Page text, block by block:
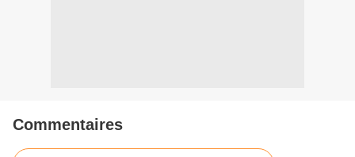
Commentaires